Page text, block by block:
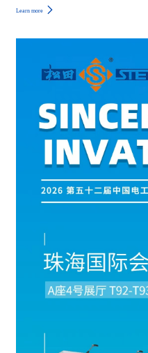
Learn more